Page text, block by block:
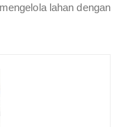
lahan dengan